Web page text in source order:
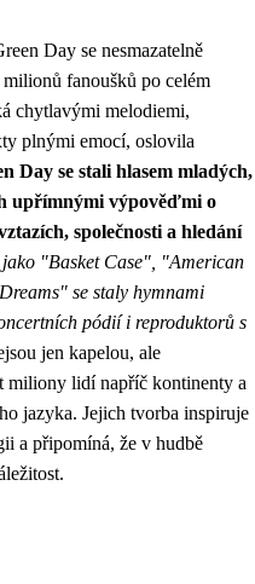
Day se nesmazatelně
fanoušků po celém
chytlavými melodiemi,
plnými emocí, oslovila
Day se stali hlasem mladých,
upřímnými výpověďmi o
společnosti a hledání
"Basket Case", "American
se staly hymnami
pódií i reproduktorů s
jen kapelou, ale
miliony lidí napříč kontinenty a
jazyka. Jejich tvorba inspiruje
a připomíná, že v hudbě